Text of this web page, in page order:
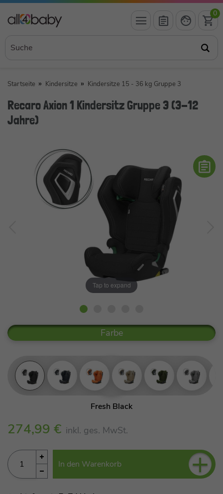
0
Startseite Kindersitze Kindersitze 15 - 36 kg Gruppe 3
Recaro Axion 1 Kindersitz Gruppe 3 (3-12
Jahre)
Tap to expand
Farbe
Fresh Black
274,99 € inkl. ges. MwSt.
In den Warenkorb +